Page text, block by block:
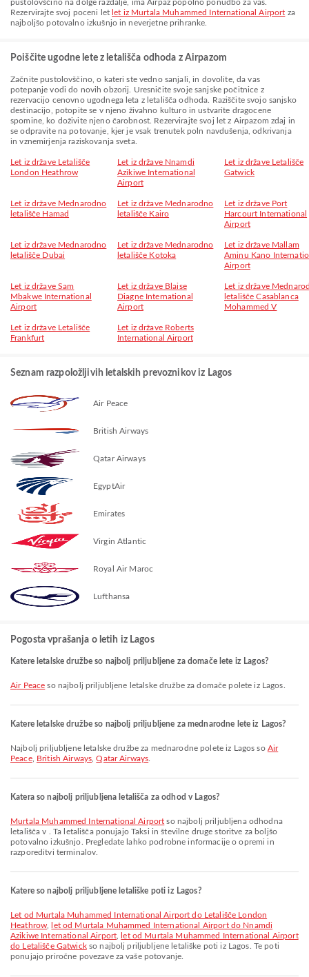
pustolovščino na dolge razdalje, ima Airpaz popolno ponudbo za vas.
Rezervirajte svoj poceni let let iz Murtala Muhammed International Airport za
najboljšo potovalno izkušnjo in neverjetne prihranke.
Poiščite ugodne lete z letališča odhoda z Airpazom
Začnite pustolovščino, o kateri ste vedno sanjali, in dovolite, da vas
potepanje vodi do novih obzorij. Uresničite svoje sanjske počitnice z
rezervacijo cenovno ugodnega leta z letališča odhoda. Raziščite svojo sanjsko
destinacijo, potopite se v njeno živahno kulturo in ustvarite dragocene
spomine, ko doživite njeno čarobnost. Rezervirajte svoj let z Airpazom zdaj in
se odpravite na potovanje, kjer je vsak trenutek poln navdušenja, odkrivanja
in vznemirjenja raziskovanja sveta.
Let iz države Letališče
London Heathrow
Let iz države Nnamdi
Azikiwe International
Airport
Let iz države Letališče
Gatwick
Let iz države Mednarodno
letališče Hamad
Let iz države Mednarodno
letališče Kairo
Let iz države Port
Harcourt International
Airport
Let iz države Mednarodno
letališče Dubai
Let iz države Mednarodno
letališče Kotoka
Let iz države Mallam
Aminu Kano
Airport
Let iz države Sam
Mbakwe International
Airport
Let iz države Blaise
Diagne International
Airport
Let iz države
letališče Casablanca
Mohammed V
Let iz države Letališče
Frankfurt
Let iz države Roberts
International Airport
Seznam razpoložljivih letalskih prevoznikov iz Lagos
Air Peace
British Airways
Qatar Airways
EgyptAir
Emirates
Virgin Atlantic
Royal Air Maroc
Lufthansa
Pogosta vprašanja o letih iz Lagos
Katere letalske družbe so najbolj priljubljene za domače lete iz Lagos?
Air Peace so najbolj priljubljene letalske družbe za domače polete iz Lagos.
Katere letalske družbe so najbolj priljubljene za mednarodne lete iz Lagos?
Najbolj priljubljene letalske družbe za mednarodne polete iz Lagos so Air
Peace, British Airways ,Qatar Airways
Katera so najbolj priljubljena letališča za odhod v Lagos?
Murtala Muhammed International Airport so najbolj priljubljena odhodna
letališča v . Ta letališča ponujajo Taksi in številne druge storitve za boljšo
potovalno izkušnjo. Pregledate lahko podrobne informacije o opremi in
razporeditvi terminalov.
Katere so najbolj priljubljene letališke poti iz Lagos?
let od Murtala Muhammed International Airport do Letališče London
Heathrow
let od Murtala Muhammed International Airport do Nnamdi
Azikiwe International Airport
let od Murtala Muhammed International Airport
do Letališče Gatwickso najbolj priljubljene letališke poti iz Lagos. Te poti
ponujajo priročne povezave za vaše potovanje.